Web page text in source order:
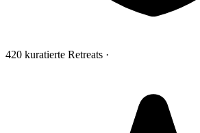
420 kuratierte Retreats ·